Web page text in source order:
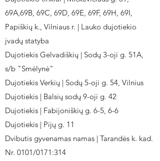
69A,69B, 69C, 69D, 69E, 69F, 69H, 69I,
Papiškių k., Vilniaus r. | Lauko dujotiekio
įvadų statyba
Dujotiekis Gelvadiškių | Sodų 3-oji g. 51A,
s/b "Smėlynė"
Dujotiekis Verkių | Sodų 5-oji g. 54, Vilnius
Dujotiekis | Balsių sodų 9-oji g. 42
Dujotiekis | Fabijoniškių g. 6-5, 6-6
Dujotiekis | Pijų g. 11
Dvibutis gyvenamas namas | Tarandės k. kad.
Nr. 0101/0171:314